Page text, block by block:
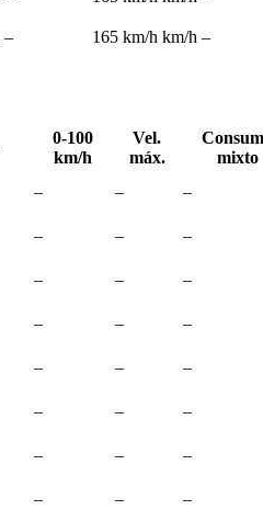
– 165 km/h km/h –
0-100
km/h
Vel.
máx.
mixto
– – –
– – –
– – –
– – –
– – –
– – –
– – –
– – –